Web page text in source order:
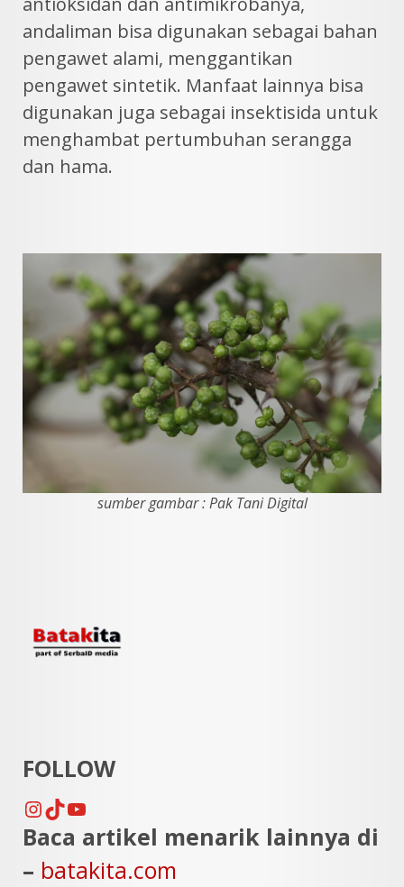
andaliman bisa digunakan sebagai bahan
pengawet alami, menggantikan
pengawet sintetik. Manfaat lainnya bisa
digunakan juga sebagai insektisida untuk
menghambat pertumbuhan serangga
dan hama.
sumber gambar : Pak Tani Digital
FOLLOW
Instagram
TikTok
YouTube
Baca artikel menarik lainnya di
– batakita.com